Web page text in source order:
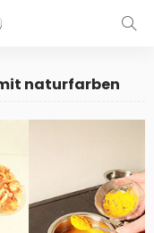
naturfarben